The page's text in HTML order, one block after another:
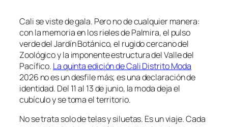
Cali se viste de gala. Pero no de cualquier manera:
con la memoria en los rieles de Palmira, el pulso
verde del Jardín Botánico, el rugido cercano del
Zoológico y la imponente estructura del Valle del
Pacífico. La quinta edición de Cali Distrito Moda
2026 no es un desfile más; es una declaración de
identidad. Del 11 al 13 de junio, la moda deja el
cubículo y se toma el territorio.
No se trata solo de telas y siluetas. Es un viaje. Cada